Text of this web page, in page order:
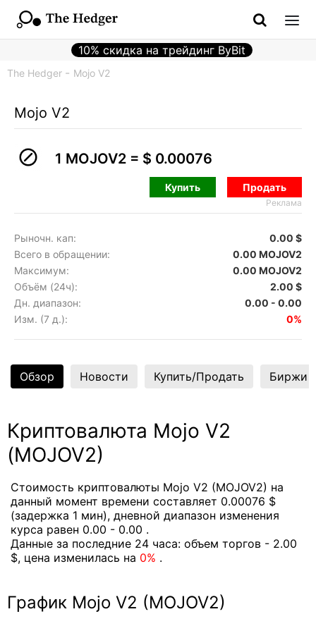
10% скидка на трейдинг ByBit
The Hedger Mojo V2
Mojo V2
1 MOJOV2 = $ 0.00076
Купить Продать
Реклама
Рыночн. кап:
0.00 $
Всего в обращении:
0.00 MOJOV2
Максимум:
0.00 MOJOV2
Объём (24ч):
2.00 $
Дн. диапазон:
0.00 - 0.00
Изм. (7 д.):
0%
Обзор Новости Купить/Продать Биржи
Криптовалюта Mojo V2
(MOJOV2)
Стоимость криптовалюты Mojo V2 (MOJOV2) на
данный момент времени составляет 0.00076 $
(задержка 1 мин), дневной диапазон изменения
курса равен 0.00 - 0.00 .
Данные за последние 24 часа: объем торгов - 2.00
$, цена изменилась на 0% .
График Mojo V2 (MOJOV2)